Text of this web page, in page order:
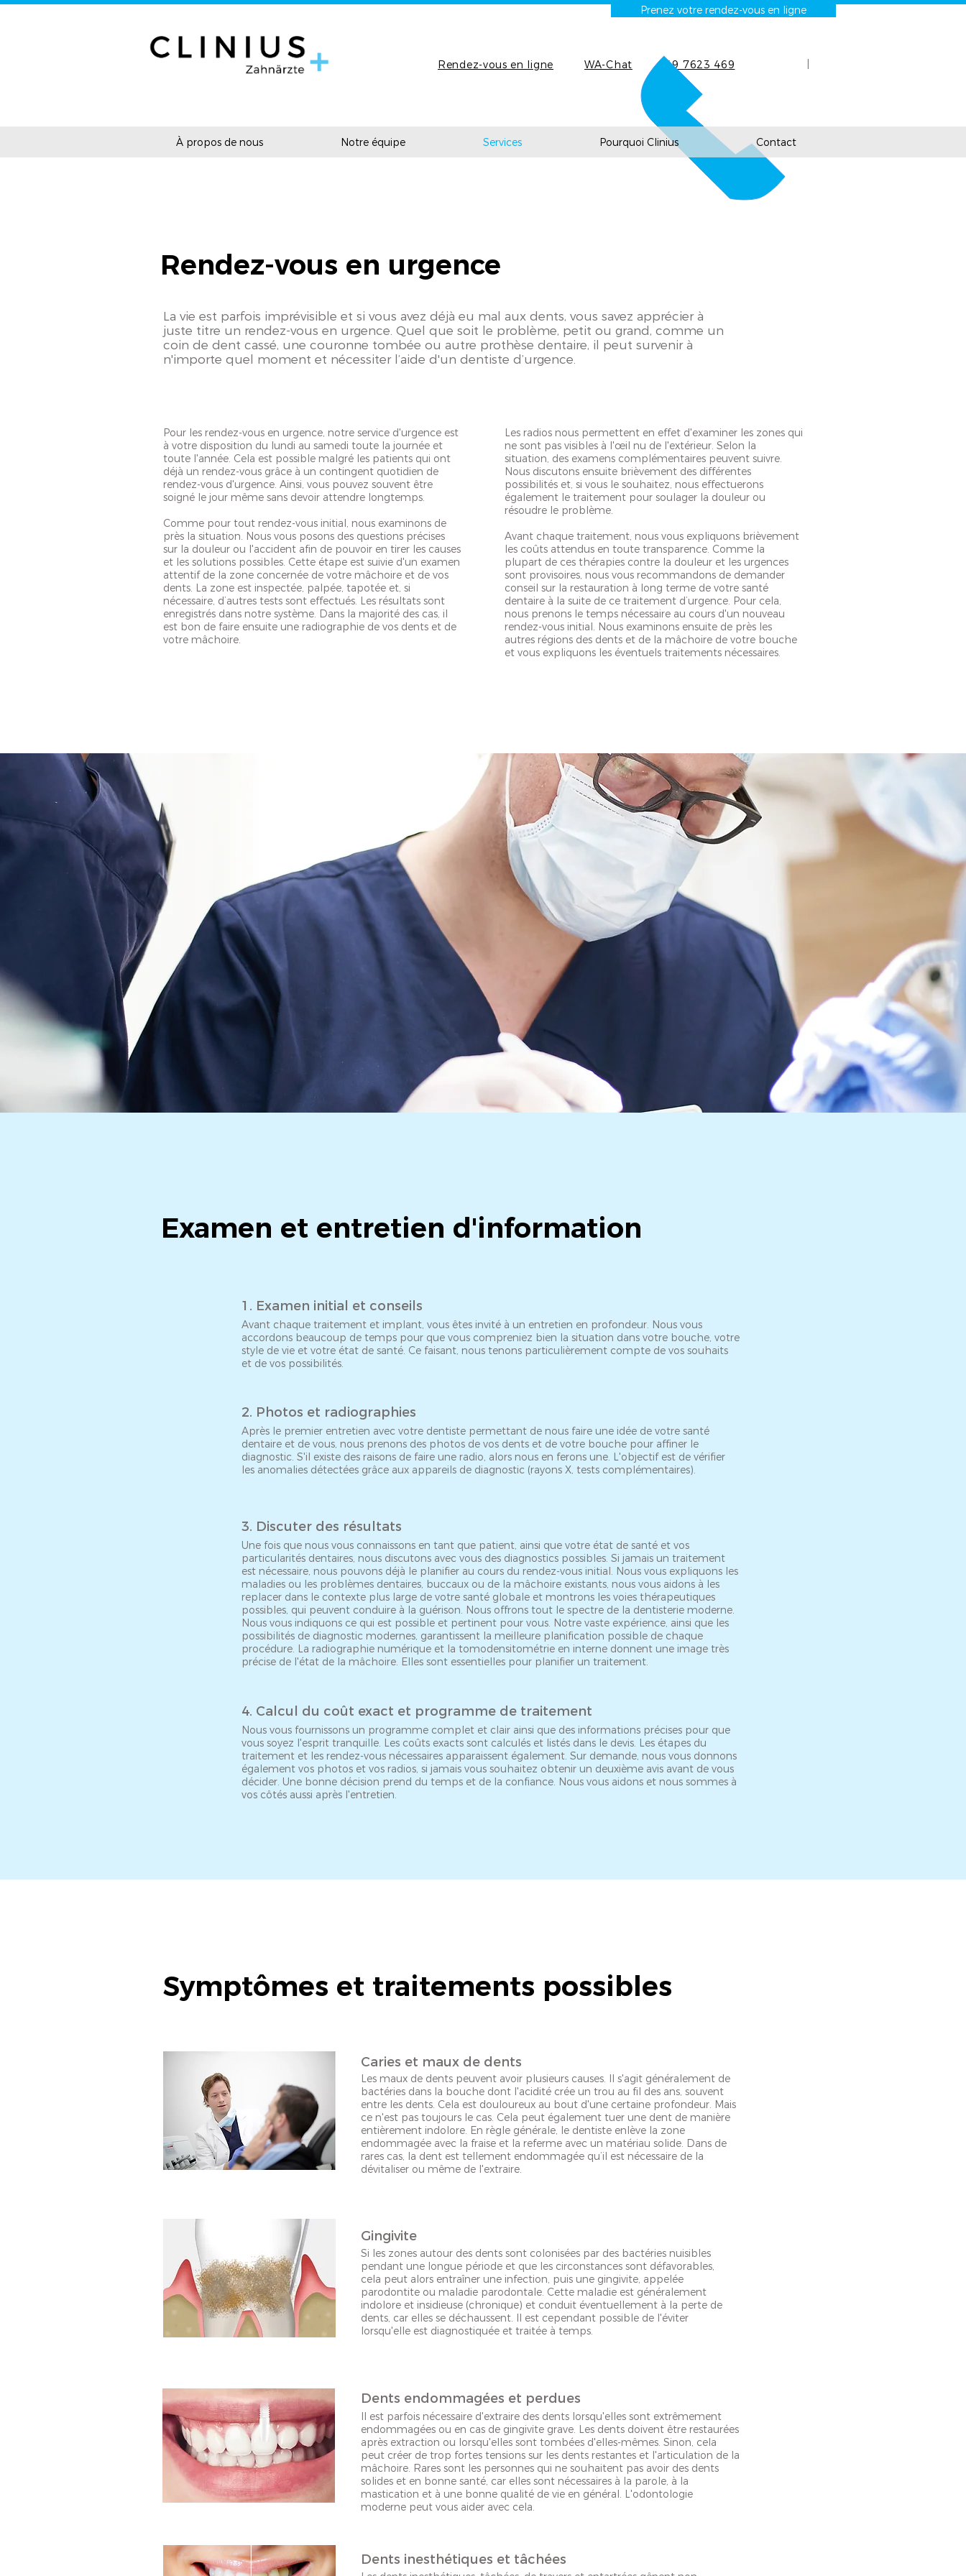
Prenez votre rendez-vous en ligne
+49 7623 469
Rendez-vous en ligne WA-Chat
À propos de nous Notre équipe Services Pourquoi Clinius Contact
Rendez-vous en urgence
La vie est parfois imprévisible et si vous avez déjà eu mal aux dents, vous savez apprécier à
juste titre un rendez-vous en urgence. Quel que soit le problème, petit ou grand, comme un
coin de dent cassé, une couronne tombée ou autre prothèse dentaire, il peut survenir à
n'importe quel moment et nécessiter l’aide d'un dentiste d’urgence.
Pour les rendez-vous en urgence, notre service d'urgence est
à votre disposition du lundi au samedi toute la journée et
toute l'année. Cela est possible malgré les patients qui ont
déjà un rendez-vous grâce à un contingent quotidien de
rendez-vous d'urgence. Ainsi, vous pouvez souvent être
soigné le jour même sans devoir attendre longtemps.
Comme pour tout rendez-vous initial, nous examinons de
près la situation. Nous vous posons des questions précises
sur la douleur ou l'accident afin de pouvoir en tirer les causes
et les solutions possibles. Cette étape est suivie d'un examen
attentif de la zone concernée de votre mâchoire et de vos
dents. La zone est inspectée, palpée, tapotée et, si
nécessaire, d’autres tests sont effectués. Les résultats sont
enregistrés dans notre système. Dans la majorité des cas, il
est bon de faire ensuite une radiographie de vos dents et de
votre mâchoire.
Les radios nous permettent en effet d'examiner les zones qui
ne sont pas visibles à l'œil nu de l'extérieur. Selon la
situation, des examens complémentaires peuvent suivre.
Nous discutons ensuite brièvement des différentes
possibilités et, si vous le souhaitez, nous effectuerons
également le traitement pour soulager la douleur ou
résoudre le problème.
Avant chaque traitement, nous vous expliquons brièvement
les coûts attendus en toute transparence. Comme la
plupart de ces thérapies contre la douleur et les urgences
sont provisoires, nous vous recommandons de demander
conseil sur la restauration à long terme de votre santé
dentaire à la suite de ce traitement d’urgence. Pour cela,
nous prenons le temps nécessaire au cours d'un nouveau
rendez-vous initial. Nous examinons ensuite de près les
autres régions des dents et de la mâchoire de votre bouche
et vous expliquons les éventuels traitements nécessaires.
Examen et entretien d'information
​1. Examen initial et conseils
Avant chaque traitement et implant, vous êtes invité à un entretien en profondeur. Nous vous
accordons beaucoup de temps pour que vous compreniez bien la situation dans votre bouche, votre
style de vie et votre état de santé. Ce faisant, nous tenons particulièrement compte de vos souhaits
et de vos possibilités.
2. Photos et radiographies
Après le premier entretien avec votre dentiste permettant de nous faire une idée de votre santé
dentaire et de vous, nous prenons des photos de vos dents et de votre bouche pour affiner le
diagnostic. S'il existe des raisons de faire une radio, alors nous en ferons une. L'objectif est de vérifier
les anomalies détectées grâce aux appareils de diagnostic (rayons X, tests complémentaires).
3. Discuter des résultats
Une fois que nous vous connaissons en tant que patient, ainsi que votre état de santé et vos
particularités dentaires, nous discutons avec vous des diagnostics possibles. Si jamais un traitement
est nécessaire, nous pouvons déjà le planifier au cours du rendez-vous initial. Nous vous expliquons les
maladies ou les problèmes dentaires, buccaux ou de la mâchoire existants, nous vous aidons à les
replacer dans le contexte plus large de votre santé globale et montrons les voies thérapeutiques
possibles, qui peuvent conduire à la guérison. Nous offrons tout le spectre de la dentisterie moderne.
Nous vous indiquons ce qui est possible et pertinent pour vous. Notre vaste expérience, ainsi que les
possibilités de diagnostic modernes, garantissent la meilleure planification possible de chaque
procédure. La radiographie numérique et la tomodensitométrie en interne donnent une image très
précise de l'état de la mâchoire. Elles sont essentielles pour planifier un traitement.
4. Calcul du coût exact et programme de traitement
Nous vous fournissons un programme complet et clair ainsi que des informations précises pour que
vous soyez l'esprit tranquille. Les coûts exacts sont calculés et listés dans le devis. Les étapes du
traitement et les rendez-vous nécessaires apparaissent également. Sur demande, nous vous donnons
également vos photos et vos radios, si jamais vous souhaitez obtenir un deuxième avis avant de vous
décider. Une bonne décision prend du temps et de la confiance. Nous vous aidons et nous sommes à
vos côtés aussi après l'entretien.
Symptômes et traitements possibles
Caries et maux de dents
Les maux de dents peuvent avoir plusieurs causes. Il s'agit généralement de
bactéries dans la bouche dont l'acidité crée un trou au fil des ans, souvent
entre les dents. Cela est douloureux au bout d'une certaine profondeur. Mais
ce n'est pas toujours le cas. Cela peut également tuer une dent de manière
entièrement indolore. En règle générale, le dentiste enlève la zone
endommagée avec la fraise et la referme avec un matériau solide. Dans de
rares cas, la dent est tellement endommagée qu’il est nécessaire de la
dévitaliser ou même de l'extraire.
Gingivite
Si les zones autour des dents sont colonisées par des bactéries nuisibles
pendant une longue période et que les circonstances sont défavorables,
cela peut alors entraîner une infection, puis une gingivite, appelée
parodontite ou maladie parodontale. Cette maladie est généralement
indolore et insidieuse (chronique) et conduit éventuellement à la perte de
dents, car elles se déchaussent. Il est cependant possible de l'éviter
lorsqu'elle est diagnostiquée et traitée à temps.
Dents endommagées et perdues
Il est parfois nécessaire d'extraire des dents lorsqu'elles sont extrêmement
endommagées ou en cas de gingivite grave. Les dents doivent être restaurées
après extraction ou lorsqu'elles sont tombées d'elles-mêmes. Sinon, cela
peut créer de trop fortes tensions sur les dents restantes et l'articulation de la
mâchoire. Rares sont les personnes qui ne souhaitent pas avoir des dents
solides et en bonne santé, car elles sont nécessaires à la parole, à la
mastication et à une bonne qualité de vie en général. L'odontologie
moderne peut vous aider avec cela.
Dents inesthétiques et tâchées